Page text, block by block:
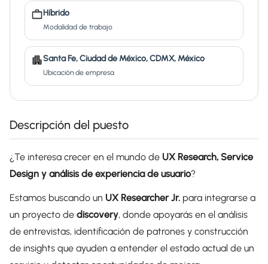
Híbrido
Modalidad de trabajo
Santa Fe, Ciudad de México, CDMX, México
Ubicación de empresa
Descripción del puesto
¿Te interesa crecer en el mundo de UX Research, Service
Design y análisis de experiencia de usuario?
Estamos buscando un UX Researcher Jr. para integrarse a
un proyecto de discovery, donde apoyarás en el análisis
de entrevistas, identificación de patrones y construcción
de insights que ayuden a entender el estado actual de un